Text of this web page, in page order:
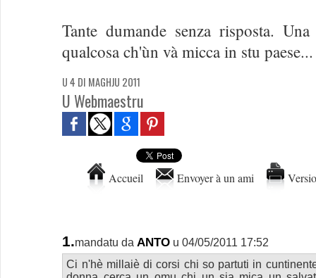
Tante dumande senza risposta.
qualcosa ch'ùn và micca in stu paese...
U 4 DI MAGHJU 2011
U Webmaestru
Accueil Envoyer à un ami
1.mandatu da ANTO u 04/05/2011 17:52
Ci n'hè millaiè di corsi chi so partuti in